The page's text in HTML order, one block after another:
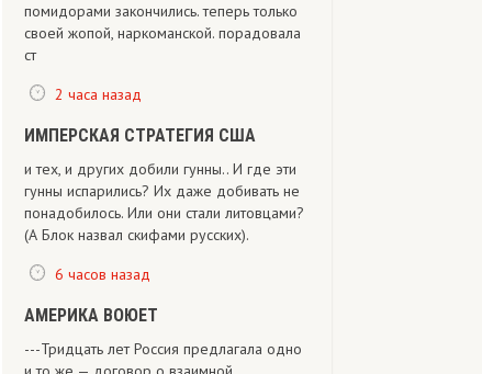
помидорами закончились. теперь только
своей жопой, наркоманской. порадовала
ст
2 часа назад
ИМПЕРСКАЯ СТРАТЕГИЯ США
и тех, и других добили гунны.. И где эти
гунны испарились? Их даже добивать не
понадобилось. Или они стали литовцами?
(А Блок назвал скифами русских).
6 часов назад
АМЕРИКА ВОЮЕТ
---Тридцать лет Россия предлагала одно